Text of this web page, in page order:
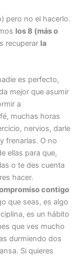
pero no el hacerlo.
los 8 (más o
recuperar la
es perfecto,
mejor que asumir
a
muchas horas
nervios, darle
frenarlas. O no
ellas para que,
o te des cuenta
hacer.
contigo
que seas, es algo
es un hábito
que ves mucho
durmiendo dos
Si quieres